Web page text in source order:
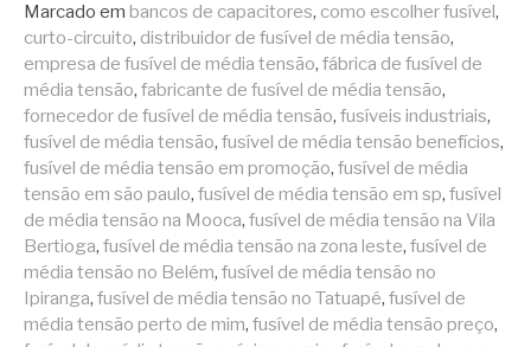
Marcado em bancos de capacitores, como escolher fusível ,
curto-circuito, distribuidor de fusível de média tensão,
empresa de fusível de média tensão, fábrica de fusível de
média tensão, fabricante de fusível de média tensão,
fornecedor de fusível de média tensão, fusíveis industriais,
fusível de média tensão, fusível de média tensão benefícios,
fusível de média tensão em promoção, fusível de média
tensão em são paulo, fusível de média tensão em sp, fusível
de média tensão na Mooca, fusível de média tensão na Vila
Bertioga, fusível de média tensão na zona leste, fusível de
média tensão no Belém, fusível de média tensão no
Ipiranga, fusível de média tensão no Tatuapé, fusível de
média tensão perto de mim, fusível de média tensão preço,